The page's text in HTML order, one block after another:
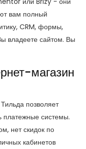
вам полный
CRM, формы,
владеете сайтом. Вы
магазин
позволяет
платежные системы.
нет скидок по
кабинетов